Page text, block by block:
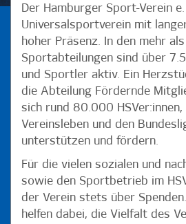
Der Hamburger Sport-Verein
Universalsportverein mit
hoher Präsenz. In den mehr
Sportabteilungen sind über
und Sportler aktiv. Ein
die Abteilung Fördernde
sich rund 80.000 HSVer:innen,
Vereinsleben und den
unterstützen und fördern.
Für die vielen sozialen und
sowie den Sportbetrieb im
der Verein stets über
helfen dabei, die Vielfalt des